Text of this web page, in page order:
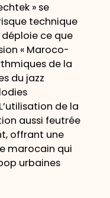
» se
technique
ce que
« Maroco-
de la
du jazz
de la
aussi feutrée
offrant une
marocain qui
urbaines